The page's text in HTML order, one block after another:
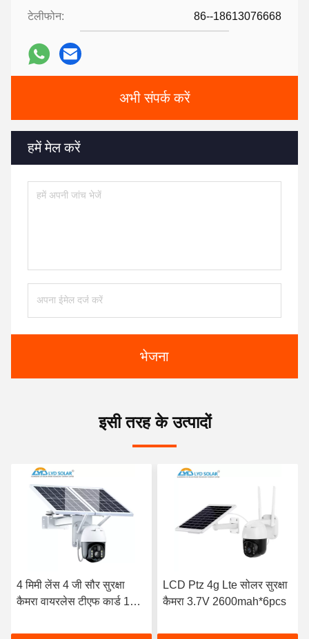
टेलीफोन: 86--18613076668
अभी संपर्क करें
हमें मेल करें
भेजना
इसी तरह के उत्पादों
4 मिमी लेंस 4 जी सौर सुरक्षा
कैमरा वायरलेस टीएफ कार्ड 128
LCD Ptz 4g Lte सोलर सुरक्षा
कैमरा 3.7V 2600mah*6pcs